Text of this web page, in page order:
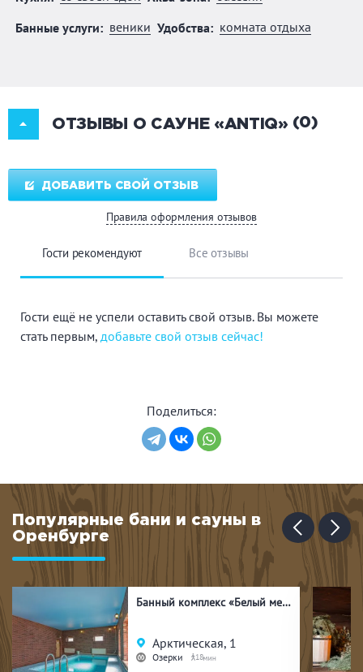
Банные услуги: веники Удобства: комната отдыха
ОТЗЫВЫ О САУНЕ «ANTIQ» (0)
ДОБАВИТЬ СВОЙ ОТЗЫВ
Правила оформления отзывов
Гости рекомендуют Все отзывы
Гости ещё не успели оставить свой отзыв. Вы можете
стать первым, добавьте свой отзыв сейчас!
Поделиться:
Популярные бани и сауны в
Оренбурге
Банный комплекс «Белый медведь»
Арктическая, 1
Озерки 18